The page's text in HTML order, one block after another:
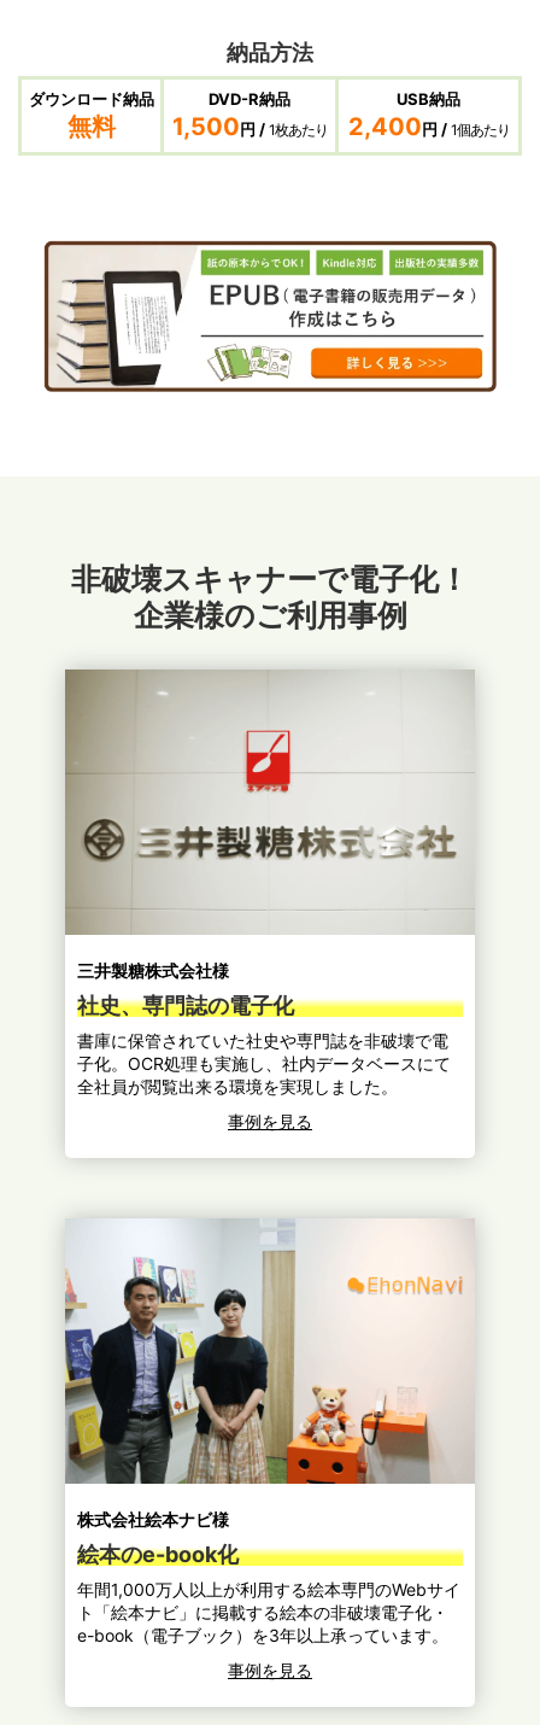
納品方法
ダウンロード納品
無料
DVD-R納品
1,500円 / 1枚あたり
USB納品
2,400円 / 1個あたり
非破壊スキャナーで電子化！
企業様のご利用事例
三井製糖株式会社様
社史、専門誌の電子化
書庫に保管されていた社史や専門誌を非破壊で電
子化。OCR処理も実施し、社内データベースにて
全社員が閲覧出来る環境を実現しました。
事例を見る
株式会社絵本ナビ様
絵本のe-book化
年間1,000万人以上が利用する絵本専門のWebサイ
ト「絵本ナビ」に掲載する絵本の非破壊電子化・
e-book（電子ブック）を3年以上承っています。
事例を見る